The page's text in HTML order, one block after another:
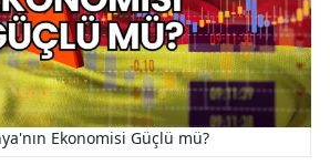
Ekonomisi Güçlü mü?